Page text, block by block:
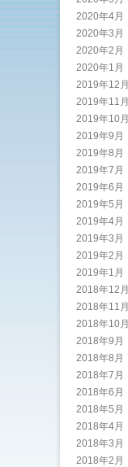
2020年4月
2020年3月
2020年2月
2020年1月
2019年12月
2019年11月
2019年10月
2019年9月
2019年8月
2019年7月
2019年6月
2019年5月
2019年4月
2019年3月
2019年2月
2019年1月
2018年12月
2018年11月
2018年10月
2018年9月
2018年8月
2018年7月
2018年6月
2018年5月
2018年4月
2018年3月
2018年2月